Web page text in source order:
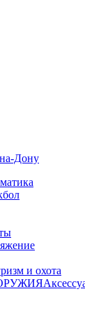
и охота